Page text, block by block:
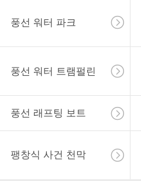
하
세
요
사
이
트
풍선 워터 파크
풍선 워터 트램펄린
풍선 래프팅 보트
팽창식 사건 천막